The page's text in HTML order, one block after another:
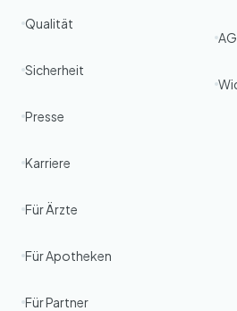
Qualität
Sicherheit
Presse
Karriere
Für Ärzte
Für Apotheken
Für Partner